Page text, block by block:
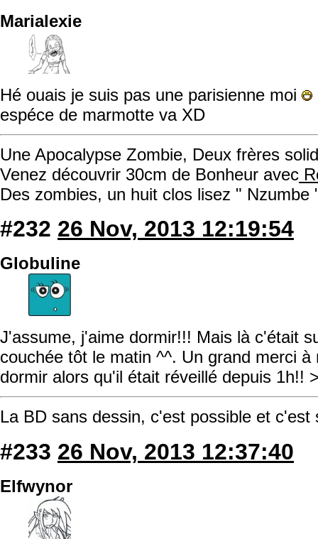
Marialexie
Hé ouais je suis pas une parisienne moi
espéce de marmotte va XD
Une Apocalypse Zombie, Deux frères
Venez découvrir 30cm de Bonheur avec
Des zombies, un huit clos lisez " Nzumbe
#232 26 Nov, 2013 12:19:54
Globuline
J'assume, j'aime dormir!!! Mais là c'était
couchée tôt le matin ^^. Un grand merci
dormir alors qu'il était réveillé depuis 1h!!
La BD sans dessin, c'est possible et
#233 26 Nov, 2013 12:37:40
Elfwynor